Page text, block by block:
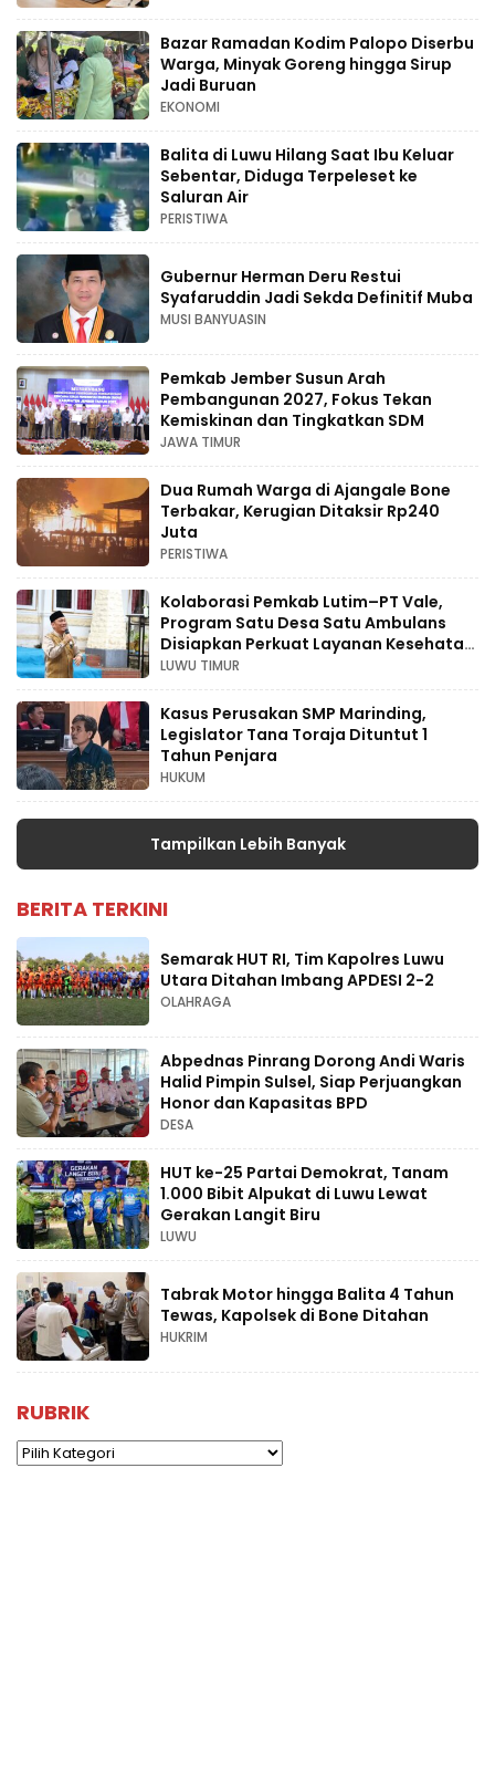
Bazar Ramadan Kodim Palopo Diserbu
Warga, Minyak Goreng hingga Sirup
Jadi Buruan
EKONOMI
Balita di Luwu Hilang Saat Ibu Keluar
Sebentar, Diduga Terpeleset ke
Saluran Air
PERISTIWA
Gubernur Herman Deru Restui
Syafaruddin Jadi Sekda Definitif Muba
MUSI BANYUASIN
Pemkab Jember Susun Arah
Pembangunan 2027, Fokus Tekan
Kemiskinan dan Tingkatkan SDM
JAWA TIMUR
Dua Rumah Warga di Ajangale Bone
Terbakar, Kerugian Ditaksir Rp240
Juta
PERISTIWA
Kolaborasi Pemkab Lutim–PT Vale,
Program Satu Desa Satu Ambulans
Disiapkan Perkuat Layanan Kesehatan
Hingga Pelosok
LUWU TIMUR
Kasus Perusakan SMP Marinding,
Legislator Tana Toraja Dituntut 1
Tahun Penjara
HUKUM
Tampilkan Lebih Banyak
BERITA TERKINI
Semarak HUT RI, Tim Kapolres Luwu
Utara Ditahan Imbang APDESI 2-2
OLAHRAGA
Abpednas Pinrang Dorong Andi Waris
Halid Pimpin Sulsel, Siap Perjuangkan
Honor dan Kapasitas BPD
DESA
HUT ke-25 Partai Demokrat, Tanam
1.000 Bibit Alpukat di Luwu Lewat
Gerakan Langit Biru
LUWU
Tabrak Motor hingga Balita 4 Tahun
Tewas, Kapolsek di Bone Ditahan
HUKRIM
RUBRIK
Rubrik